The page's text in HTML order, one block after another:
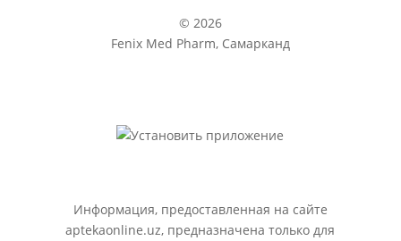
© 2026
Fenix Med Pharm, Самарканд
Информация, предоставленная на сайте
aptekaonline.uz, предназначена только для